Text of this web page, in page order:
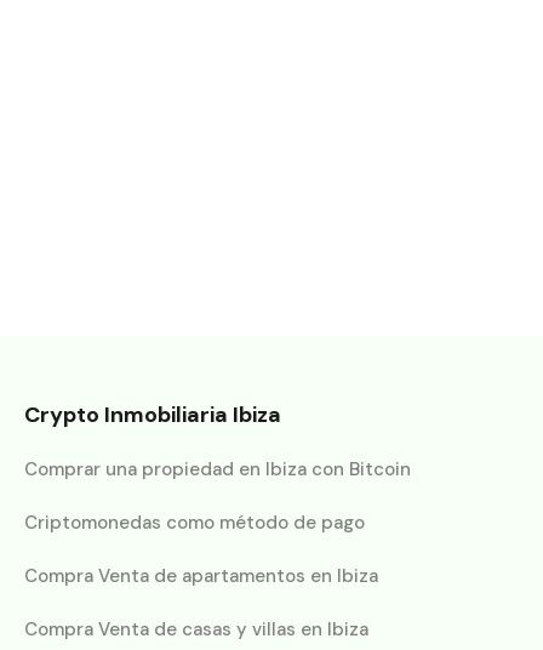
Crypto Inmobiliaria Ibiza
Comprar una propiedad en Ibiza con Bitcoin
Criptomonedas como método de pago
Compra Venta de apartamentos en Ibiza
Compra Venta de casas y villas en Ibiza